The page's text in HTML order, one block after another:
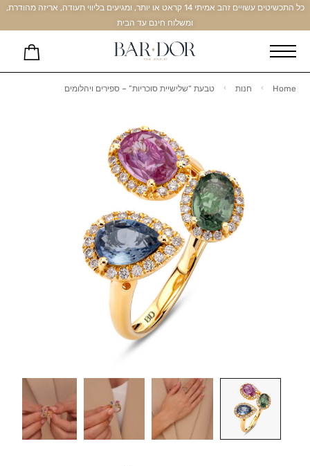
כל התכשיטים עשויים זהב אמיתי 14 קראט או יותר, ומגיעים בליווי תעודה, אריזה מהודרת,
ומשלוח חינם עד הבית
Home חנות טבעת “שלישיית סוכריות” – ספירים ויהלומים